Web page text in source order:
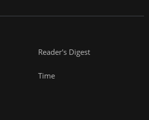
Reader's Digest
Time